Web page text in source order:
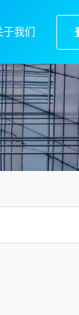
于我们